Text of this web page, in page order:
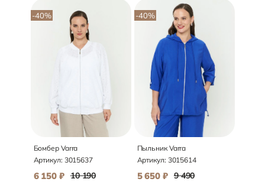
-40%
Бомбер Varra
Артикул: 3015637
6 150 ₽ 10 190
-40%
Пыльник Varra
Артикул: 3015614
5 650 ₽ 9 490